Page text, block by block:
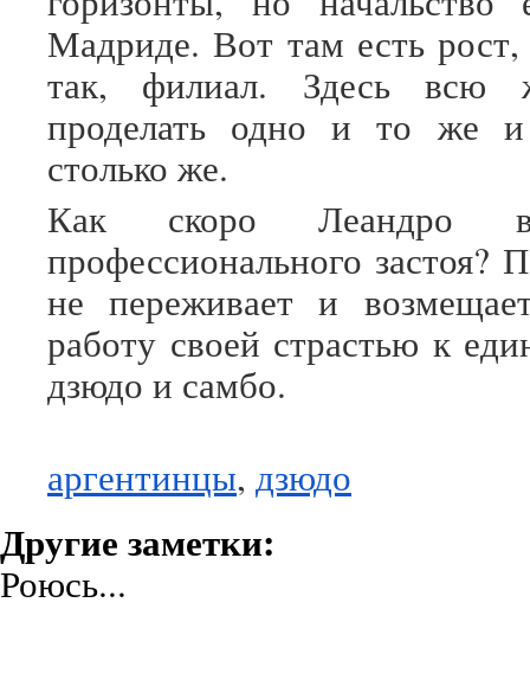
Мадриде. Вот там есть рост,
так, филиал. Здесь всю
проделать одно и то же и
столько же.
Как скоро Леандро
профессионального застоя?
не переживает и
работу своей страстью к
дзюдо и самбо.
аргентинцы, дзюдо
Другие заметки:
Роюсь...